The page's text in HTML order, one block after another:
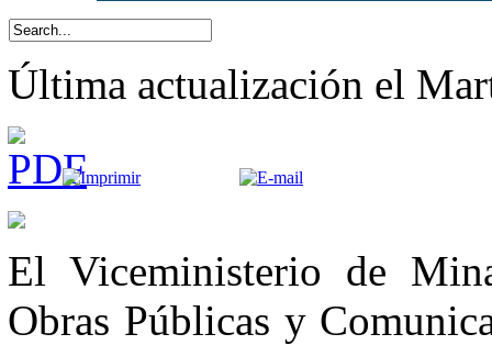
Última actualización el
El Viceministerio de
Obras Públicas y